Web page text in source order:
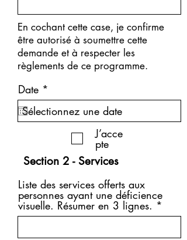
En cochant cette case, je confirme
être autorisé à soumettre cette
demande et à respecter les
règlements de ce programme.
Date *
e
q
u
d
J’acce
pte
Section 2 - Services
Liste des services offerts aux
personnes ayant une déficience
visuelle. Résumer en 3 lignes.